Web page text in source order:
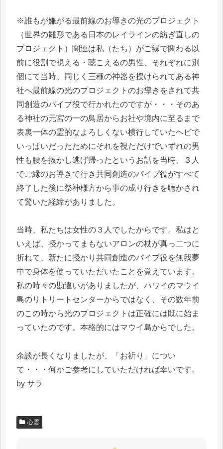
※誰もが嫌がる最前線のお導きの光のプロジェクト
（世界の雛形である日本のレイラインの紡ぎ直しの
プロジェクト）関連は私（たち）がご縁で関わる以
前に役割で視える・聴こえるの男性、それぞれに別
個にて当時、同じく三種の神器を授けられてある神
社へ最前線の光のプロジェクトのお導きをされて共
同創造のパイプ役で行かれたのですが・・・そのあ
る神社の元宮の一の鳥居からお社や境内に至るまで
表裏一体の霊的なよろしくない横行していたヘビで
いっぱいだったためにそれを視ただけでいずれの男
性も腰を抜かし逃げ帰ったというお話を当時、３人
でご縁のお導きで行き共同創造のパイプ役がすべて
終了した後に祭神様方から事の成り行きを聴かされ
て驚いた経緯がありました。
当時、私たちは女性の３人でしたからです。私はと
いえば、授かってまもないアロンの杖が真っ二つに
折れて、新たに授かり共同創造のパイプ役を無我夢
中で身体を使っていただいたことを覚えています。
私の時々の勘違いがありましたが、ハワイのマウイ
島のリトリートセンターからではなく、その数年前
のこの時から光のプロジェクトは正確には既に始ま
っていたのです。本格的にはマウイ島からでした。
余談が長くなりましたが、「お祈り」につい
て・・・何かご参考にしていただければ幸いです。
by サラ
心霊